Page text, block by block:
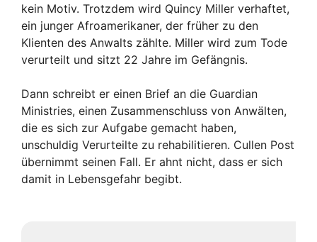
kein Motiv. Trotzdem wird Quincy Miller verhaftet,
ein junger Afroamerikaner, der früher zu den
Klienten des Anwalts zählte. Miller wird zum Tode
verurteilt und sitzt 22 Jahre im Gefängnis.
Dann schreibt er einen Brief an die Guardian
Ministries, einen Zusammenschluss von Anwälten,
die es sich zur Aufgabe gemacht haben,
unschuldig Verurteilte zu rehabilitieren. Cullen Post
übernimmt seinen Fall. Er ahnt nicht, dass er sich
damit in Lebensgefahr begibt.